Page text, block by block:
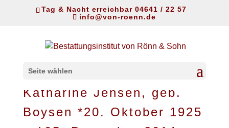
Tag & Nacht erreichbar 04641 / 22 57
info@von-roenn.de
Seite wählen
Katharine Jensen, geb.
Boysen *20. Oktober 1925